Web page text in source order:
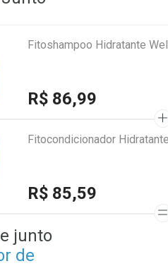
Fitoshampoo Hidratante
R$ 86,99
Fitocondicionador
R$ 85,59
junto
de